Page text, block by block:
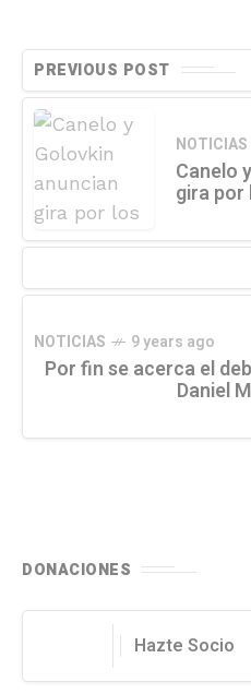
PREVIOUS POST
NOTICIAS
Canelo
gira por
NOTICIAS 9 years ago
Por fin se acerca el
Daniel
DONACIONES
Hazte Socio